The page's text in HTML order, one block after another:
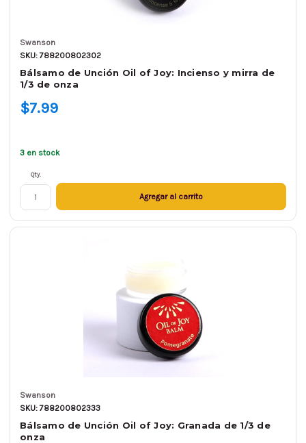
Swanson
SKU: 788200802302
Bálsamo de Unción Oil of Joy: Incienso y mirra de
1/3 de onza
$7.99
3 en stock
Qty.
Agregar al carrito
Swanson
SKU: 788200802333
Bálsamo de Unción Oil of Joy: Granada de 1/3 de
onza